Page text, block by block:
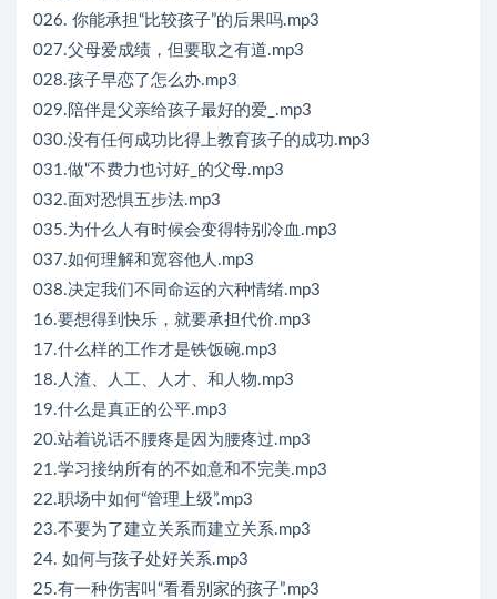
026. 你能承担“比较孩子”的后果吗.mp3
027.父母爱成绩，但要取之有道.mp3
028.孩子早恋了怎么办.mp3
029.陪伴是父亲给孩子最好的爱_.mp3
030.没有任何成功比得上教育孩子的成功.mp3
031.做“不费力也讨好_的父母.mp3
032.面对恐惧五步法.mp3
035.为什么人有时候会变得特别冷血.mp3
037.如何理解和宽容他人.mp3
038.决定我们不同命运的六种情绪.mp3
16.要想得到快乐，就要承担代价.mp3
17.什么样的工作才是铁饭碗.mp3
18.人渣、人工、人才、和人物.mp3
19.什么是真正的公平.mp3
20.站着说话不腰疼是因为腰疼过.mp3
21.学习接纳所有的不如意和不完美.mp3
22.职场中如何“管理上级”.mp3
23.不要为了建立关系而建立关系.mp3
24. 如何与孩子处好关系.mp3
25.有一种伤害叫“看看别家的孩子”.mp3